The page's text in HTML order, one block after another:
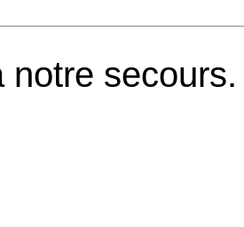
notre secours.